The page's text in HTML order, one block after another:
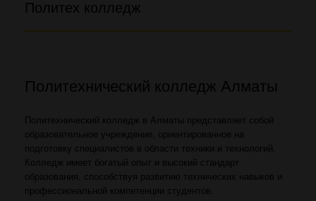
Политех колледж
Политехнический колледж Алматы
Политехнический колледж в Алматы представляет собой
образовательное учреждение, ориентированное на
подготовку специалистов в области техники и технологий.
Колледж имеет богатый опыт и высокий стандарт
образования, способствуя развитию технических навыков и
профессиональной компетенции студентов.